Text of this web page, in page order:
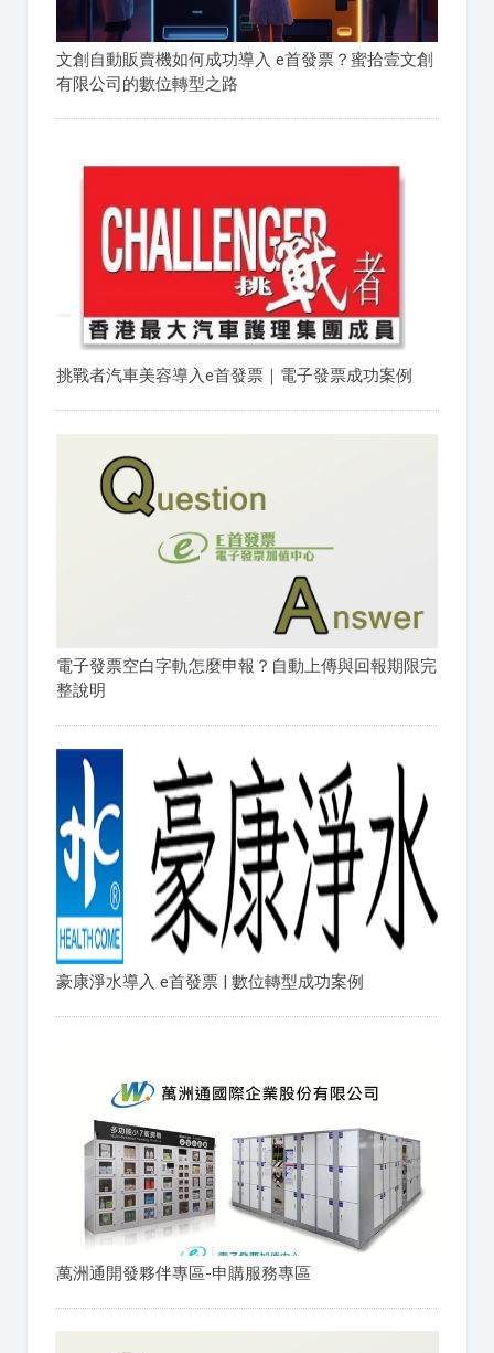
文創自動販賣機如何成功導入 e首發票？蜜拾壹文創
有限公司的數位轉型之路
挑戰者汽車美容導入e首發票｜電子發票成功案例
電子發票空白字軌怎麼申報？自動上傳與回報期限完
整說明
豪康淨水導入 e首發票 | 數位轉型成功案例
萬洲通開發夥伴專區-申購服務專區